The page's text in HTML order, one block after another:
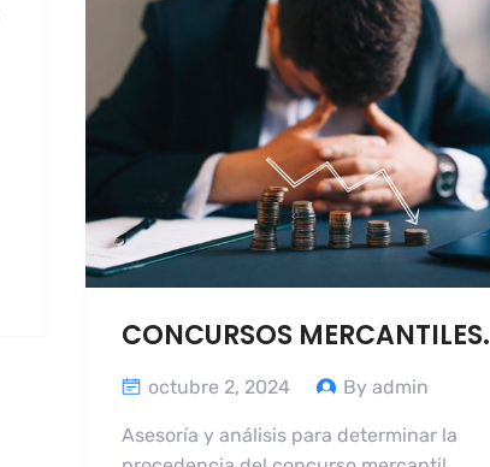
CONCURSOS MERCANTILES.
octubre 2, 2024 By admin
Asesoría y análisis para determinar la